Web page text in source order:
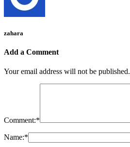
zahara
Add a Comment
Your email address will not be published.
Comment:*
Name:*